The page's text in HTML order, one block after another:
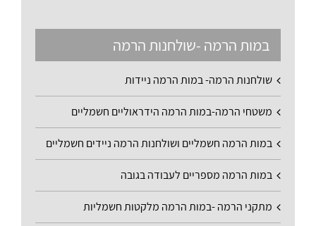
במות הרמה -שולחנות הרמה
שולחנות הרמה- במות הרמה ניידות
משטחי הרמה-במות הרמה הידראוליים חשמליים
במות הרמה חשמליים ושולחנות הרמה ניידים חשמליים
במות הרמה מספריים לעבודה בגובה
מתקני הרמה -במות הרמה מלקטות חשמליות